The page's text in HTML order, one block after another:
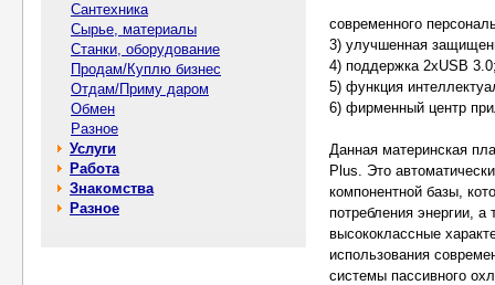
Сантехника
Сырье, материалы
Станки, оборудование
Продам/Куплю бизнес
Отдам/Приму даром
Обмен
Разное
Услуги
Работа
Знакомства
Разное
современного
3) улучшенная
4) поддержка 2xUSB
5) функция
6) фирменный центр
Данная материнская
Plus. Это
компонентной базы,
потребления энергии,
высококлассные
использования
системы пассивного